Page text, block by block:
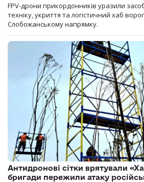
FPV-дрони прикордонників уразили
техніку, укриття та логістичний хаб
Слобожанському напрямку.
Антидронові сітки врятували
бригади пережили атаку